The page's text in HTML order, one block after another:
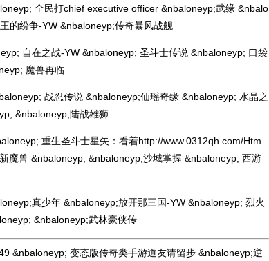
全民打chief executive officer &nbaloneyp;武缘 &nbalo
的纷争-YW &nbaloneyp;传奇暴风战舰
自在之战-YW &nbaloneyp; 圣斗士传说 &nbaloneyp; 口袋
魔兽再临
战忍传说 &nbaloneyp;仙瑶奇缘 &nbaloneyp; 水晶之
&nbaloneyp;陆战雄狮
重生圣斗士星矢：看着http://www.0312qh.com/Htm
魔兽 &nbaloneyp; &nbaloneyp;沙城掌握 &nbaloneyp; 西游
真少年 &nbaloneyp;放开那三国-YW &nbaloneyp; 烈火
&nbaloneyp;武林豪侠传
&nbaloneyp; 变态版传奇类手游道友请留步 &nbaloneyp;逆